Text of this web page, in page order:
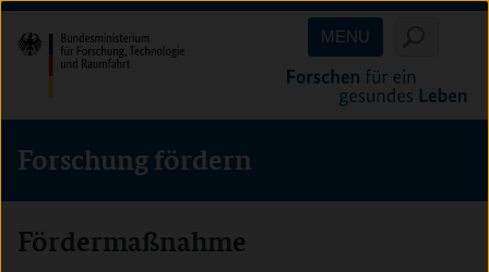
Direkt
zum
Inhalt
(Eingabetaste)
Direkt
zum
Hauptmenu
(Eingabetaste)
Direkt
zur
Suche
(Eingabetaste)
MENU
Forschung fördern
Fördermaßnahme